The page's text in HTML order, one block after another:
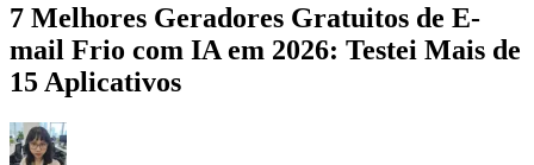
7 Melhores Geradores Gratuitos de E-
mail Frio com IA em 2026: Testei Mais de
15 Aplicativos